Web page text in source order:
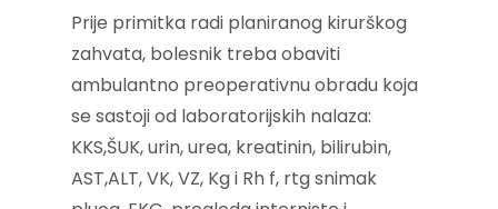
Prije primitka radi planiranog kirurškog
zahvata, bolesnik treba obaviti
ambulantno preoperativnu obradu koja
se sastoji od laboratorijskih nalaza:
KKS,ŠUK, urin, urea, kreatinin, bilirubin,
AST,ALT, VK, VZ, Kg i Rh f, rtg snimak